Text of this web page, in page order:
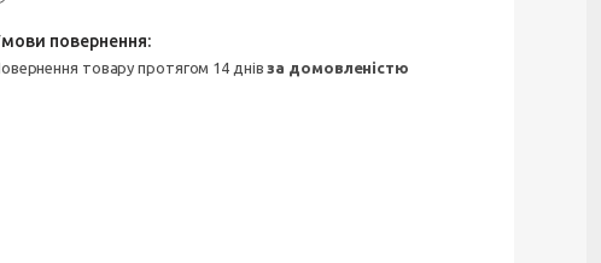
повернення товару протягом 14 днівза домовленістю